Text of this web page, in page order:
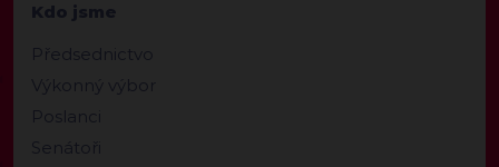
Kdo jsme
Předsednictvo
Výkonný výbor
Poslanci
Senátoři